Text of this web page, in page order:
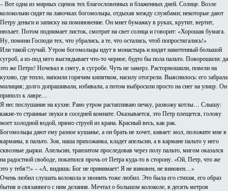
– Вот одна из мирных сценок тех благословенных и блаженных дней. Солнце. Возле
колокольни сидят на лавочках богомольцы, отдыхая между службами; некоторые дают
Петру деньги и записку на поминовение. Он мнет бумажку в руках, крутит, вертит,
нюхает. Потом поднимает листок, смотрит на свет солнца и говорит: «Хорошая бумага.
Ну, помяни Господи тех, что убрались, а те, что остались, чтоб попростягались!»
Или такой случай. Утром богомольцы идут в монастырь и видят наметенный большой
сугроб, а из-под него выглядывает что-то черное, будто бы пола пальто. Поворошили: да
это же Петро! Ночевал в снегу, в сугробе. Чуть не замерз. Растормошили, повели на
кухню, где тепло, напоили горячим кипятком, насилу отогрели. Выяснилось: его забрала
милиция; долго допрашивали, избивали, а потом выбросили просто на снег на улицу. Он
приполз к лавре…
Я нес послушание на кухне. Рано утром растапливаю печку, развожу котлы… Слышу:
какие-то странные звуки в соседней комнате. Оказывается, это Петр плещется, голову
моет холодной водой, прямо струей из крана. Красный весь, как рак.
Богомольцы дают ему разное кушанье, а он брать не хочет, кивает: мол, положите мне в
карманы, в пальто. Зоя, наша прихожанка, кладет апельсин, а в кармане пальто у него
сквозные дырки. Апельсин, транзитом проследовав через полу пальто, мигом оказался
на радостной свободе, покатился прочь от Петра куда-то в сторону. «Ой, Петр, что же
это у тебя?!» – «А, видишь: Бог не принимает! Я не виновен, не виновен…»
Очень любил слушать колокола и звонить тоже любил. Это была его стихия, его образ
бытия и связанного с ним делания. Мечтал о большом колоколе, в десять метров